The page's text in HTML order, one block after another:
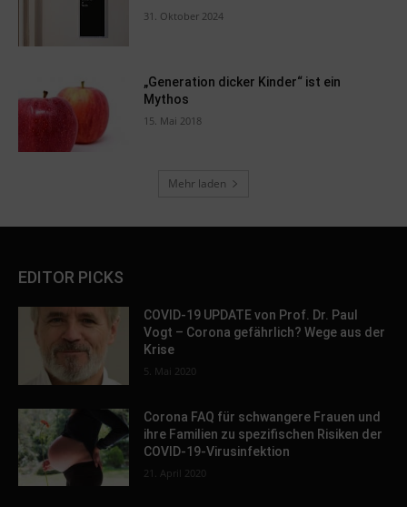
31. Oktober 2024
„Generation dicker Kinder“ ist ein
Mythos
15. Mai 2018
Mehr laden
EDITOR PICKS
COVID-19 UPDATE von Prof. Dr. Paul
Vogt – Corona gefährlich? Wege aus der
Krise
5. Mai 2020
Corona FAQ für schwangere Frauen und
ihre Familien zu spezifischen Risiken der
COVID-19-Virusinfektion
21. April 2020